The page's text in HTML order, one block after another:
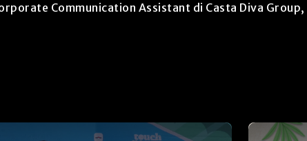
Communication Assistant di Casta Diva Group,